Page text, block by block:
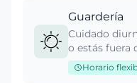
Guardería
Cuidado
o estás fuera
Horario